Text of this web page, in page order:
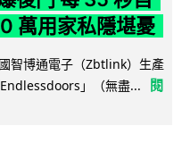
萬用家私隱堪憂
智博通電子（Zbtlink）生產
」（無盡...
閱